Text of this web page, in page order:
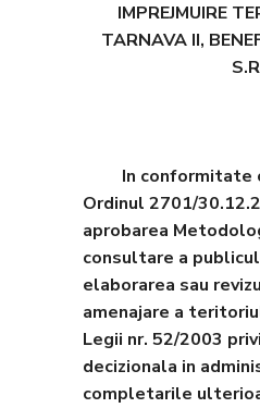
IMPREJMUIRE
TARNAVA II,
In conformitate
Ordinul 2701/
aprobarea
consultare a
elaborarea sau
amenajare a
Legii nr. 52/2003
decizionala in
completarile